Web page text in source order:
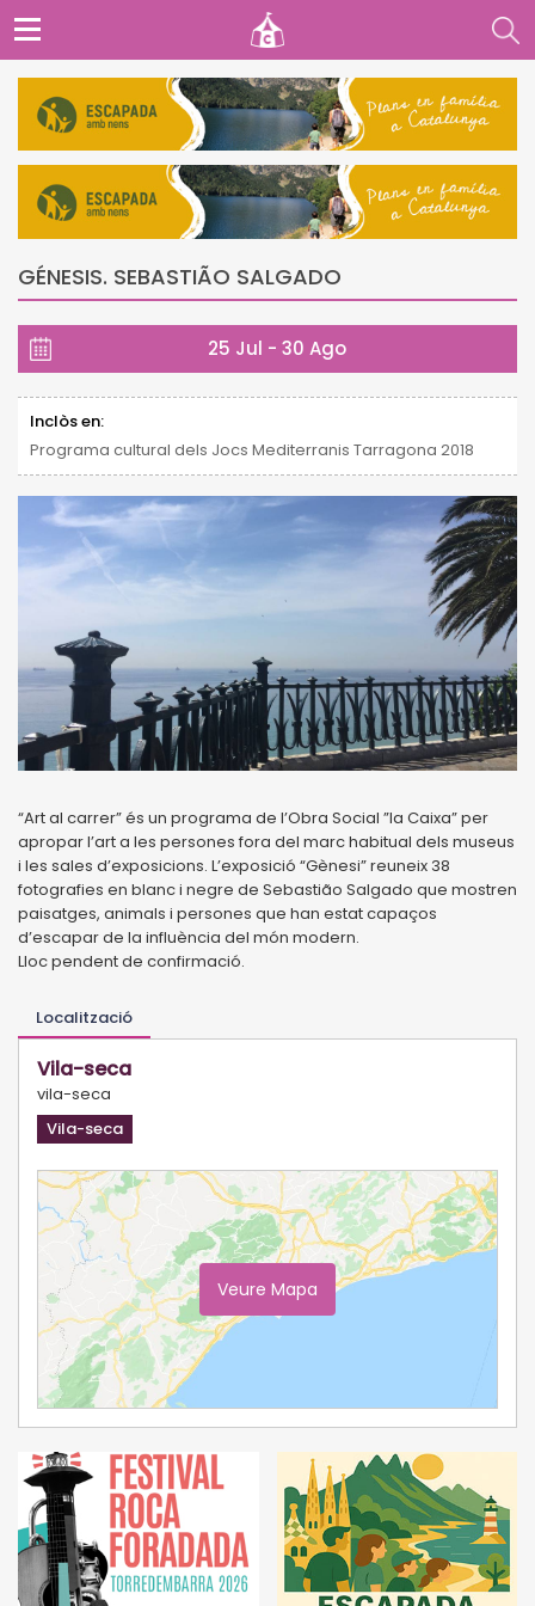
GÉNESIS. SEBASTIÃO SALGADO
25 Jul - 30 Ago
Inclòs en:
Programa cultural dels Jocs Mediterranis Tarragona 2018
“Art al carrer” és un programa de l’Obra Social ”la Caixa” per
apropar l’art a les persones fora del marc habitual dels museus
i les sales d’exposicions. L’exposició “Gènesi” reuneix 38
fotografies en blanc i negre de Sebastião Salgado que mostren
paisatges, animals i persones que han estat capaços
d’escapar de la influència del món modern.
Lloc pendent de confirmació.
Localització
Vila-seca
vila-seca
Vila-seca
Veure Mapa